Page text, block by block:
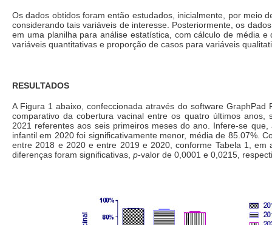
Os dados obtidos foram então estudados, inicialmente, por meio
considerando tais variáveis de interesse. Posteriormente, os
em uma planilha para análise estatística, com cálculo de média e
variáveis quantitativas e proporção de casos para variáveis
RESULTADOS
A Figura 1 abaixo, confeccionada através do software GraphPad
comparativo da cobertura vacinal entre os quatro últimos anos,
2021 referentes aos seis primeiros meses do ano. Infere-se que,
infantil em 2020 foi significativamente menor, média de 85.07%.
entre 2018 e 2020 e entre 2019 e 2020, conforme Tabela 1, em
diferenças foram significativas, p-valor de 0,0001 e 0,0215,